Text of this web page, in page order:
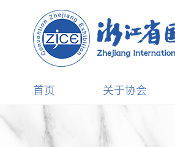
首页 关于协会